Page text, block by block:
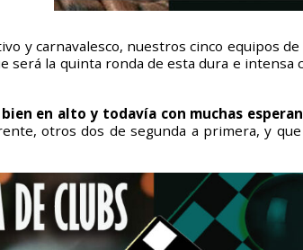
y carnavalesco, nuestros cinco equipos
será la quinta ronda de esta dura e intensa
en alto y todavía con muchas
otros dos de segunda a primera, y